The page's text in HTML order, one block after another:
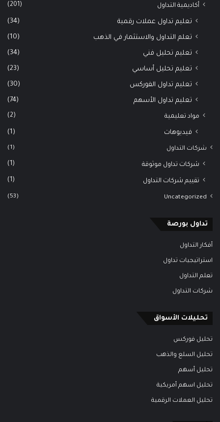
أكاديمية التداول (201)
تعليم تداول عملات رقمية (34)
تعلم التداول والاستثمار في الذهب (10)
تعليم تحليل فني (34)
تعليم تحليل أساسي (23)
تعليم تداول الفوركس (30)
تعليم تداول الأسهم (74)
مواد تعليمية (2)
فيديوهات (1)
شركات التداول (1)
شركات تداول موثوقة (1)
تقييم شركات التداول (1)
Uncategorized
(53)
تداول بورصة
أفكار التداول
استراتيجيات تداول
تعلم التداول
شركات التداول
تحليلات الأسواق
تحليل فوركس
تحليل السلع والذهب
تحليل أسهم
تحليل اسهم أمريكية
تحليل العملات الرقمية